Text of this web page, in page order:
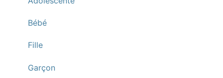
Bébé
Fille
Garçon